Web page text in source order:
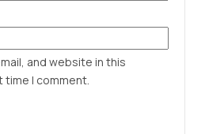
and website in this
I comment.